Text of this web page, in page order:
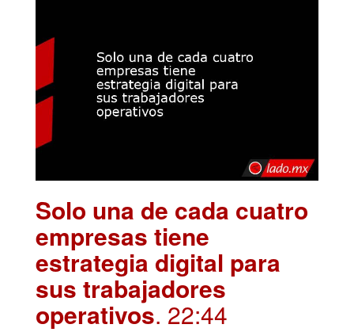
Solo una de cada cuatro
empresas tiene
estrategia digital para
sus trabajadores
operativos. 22:44